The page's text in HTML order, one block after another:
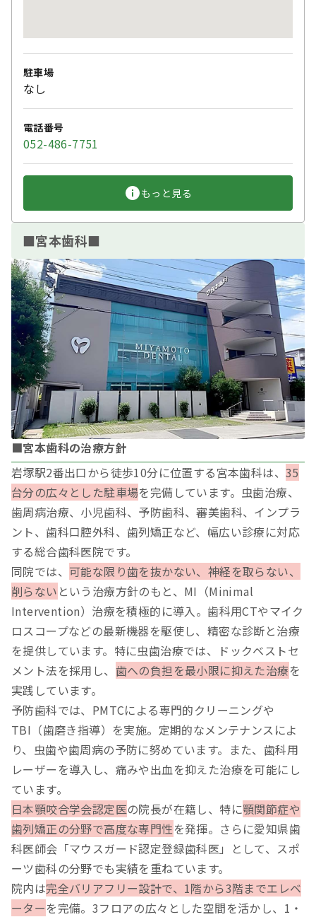
駐車場
なし
電話番号
052-486-7751
もっと見る
■宮本歯科■
■宮本歯科の治療方針
岩塚駅2番出口から徒歩10分に位置する宮本歯科は、 35
台分の広々とした駐車場を完備しています。虫歯治療、
歯周病治療、小児歯科、予防歯科、審美歯科、インプラ
ント、歯科口腔外科、歯列矯正など、幅広い診療に対応
する総合歯科医院です。
同院では、 可能な限り歯を抜かない、神経を取らない、
削らない という治療方針のもと、MI（Minimal
Intervention）治療を積極的に導入。歯科用CTやマイク
ロスコープなどの最新機器を駆使し、精密な診断と治療
を提供しています。特に虫歯治療では、ドックベストセ
メント法を採用し、 歯への負担を最小限に抑えた治療を
実践しています。
予防歯科では、PMTCによる専門的クリーニングや
TBI（歯磨き指導）を実施。定期的なメンテナンスによ
り、虫歯や歯周病の予防に努めています。また、歯科用
レーザーを導入し、痛みや出血を抑えた治療を可能にし
ています。
日本顎咬合学会認定医の院長が在籍し、特に顎関節症や
歯列矯正の分野で高度な専門性を発揮。さらに愛知県歯
科医師会「マウスガード認定登録歯科医」として、スポ
ーツ歯科の分野でも実績を重ねています。
院内は完全バリアフリー設計で、1階から3階までエレベ
ーターを完備。3フロアの広々とした空間を活かし、1・